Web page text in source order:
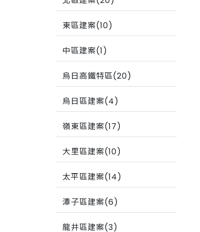
東區建案(10)
中區建案(1)
烏日高鐵特區(20)
烏日區建案(4)
嶺東區建案(17)
大里區建案(10)
太平區建案(14)
潭子區建案(6)
龍井區建案(3)